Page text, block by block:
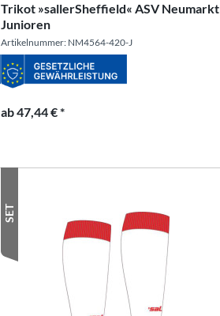
Trikot »sallerSheffield« ASV Neumarkt
Junioren
Artikelnummer: NM4564-420-J
ab 47,44 € *
SET